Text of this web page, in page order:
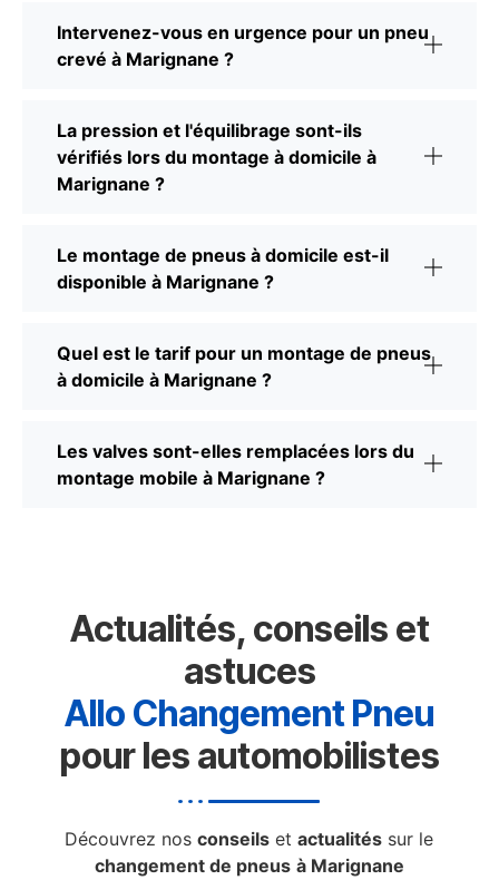
Intervenez-vous en urgence pour un pneu
crevé à Marignane ?
La pression et l'équilibrage sont-ils
vérifiés lors du montage à domicile à
Marignane ?
Le montage de pneus à domicile est-il
disponible à Marignane ?
Quel est le tarif pour un montage de pneus
à domicile à Marignane ?
Les valves sont-elles remplacées lors du
montage mobile à Marignane ?
Actualités, conseils et
astuces
Allo Changement Pneu
pour les automobilistes
Découvrez nosconseils etactualités sur le
changement de pneus à Marignane